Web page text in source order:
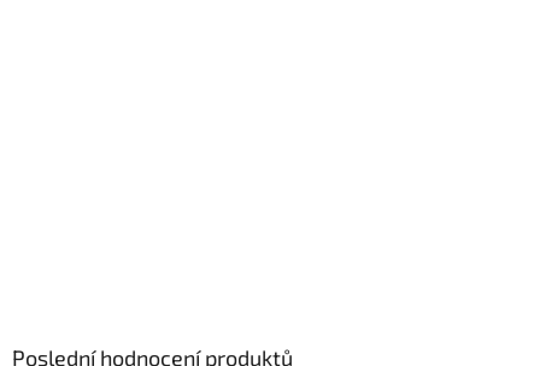
Poslední hodnocení produktů